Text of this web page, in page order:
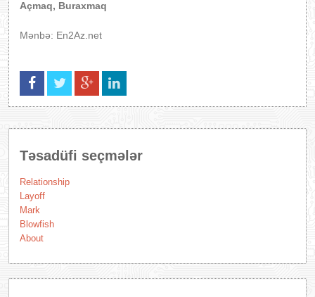
Açmaq, Buraxmaq
Mənbə: En2Az.net
Təsadüfi seçmələr
Relationship
Layoff
Mark
Blowfish
About